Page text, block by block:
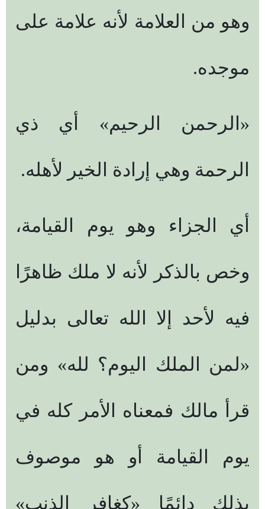
وهو من العلامة لأنه علامة على
موجده.
«الرحمن الرحيم» أي ذي
الرحمة وهي إرادة الخير لأهله.
أي الجزاء وهو يوم القيامة،
وخص بالذكر لأنه لا ملك ظاهرًا
فيه لأحد إلا الله تعالى بدليل
«لمن الملك اليوم؟ لله» ومن
قرأ مالك فمعناه الأمر كله في
يوم القيامة أو هو موصوف
بذلك دائمًا «كغافر الذنب»